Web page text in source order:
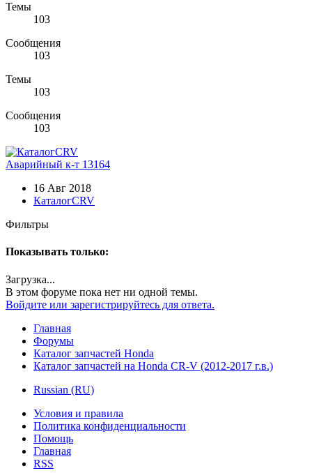
Темы
103
Сообщения
103
Темы
103
Сообщения
103
Аварийный к-т 13164
16 Авг 2018
КаталогCRV
Фильтры
Показывать только:
Загрузка...
В этом форуме пока нет ни одной темы.
Войдите или зарегистрируйтесь для ответа.
Главная
Форумы
Каталог запчастей Honda
Каталог запчастей на Honda CR-V (2012-2017 г.в.)
Russian (RU)
Условия и правила
Политика конфиденциальности
Помощь
Главная
RSS